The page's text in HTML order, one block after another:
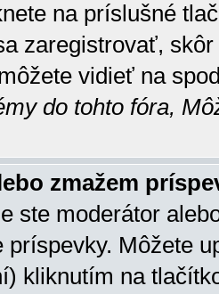
na príslušné
zaregistrovať,
vidieť na
do tohto fóra,
zmažem
ste moderátor
príspevky. Môžete
kliknutím na